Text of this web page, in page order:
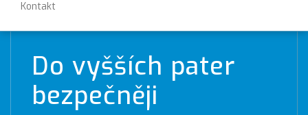
Kontakt
Do vyšších pater
bezpečněji